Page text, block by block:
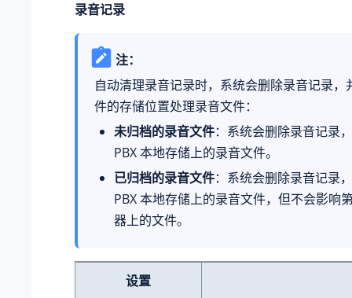
录音记录
注：
自动清理录音记录时，系统会删除录音记录，
件的存储位置处理录音文件：
未归档的录音文件：系统会删除录音记录
PBX 本地存储上的录音文件。
已归档的录音文件：系统会删除录音记录
PBX 本地存储上的录音文件，但不会影响
器上的文件。
设置